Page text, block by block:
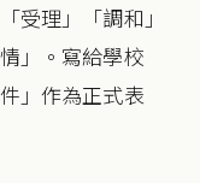
受理」「調和」
」。寫給學校
」作為正式表